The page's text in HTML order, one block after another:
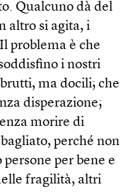
Qualcuno dà del
altro si agita, i
problema è che
i nostri
ma docili; che
disperazione;
morire di
perché non
per bene e
fragilità, altri